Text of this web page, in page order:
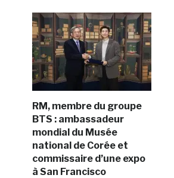
RM, membre du groupe
BTS : ambassadeur
mondial du Musée
national de Corée et
commissaire d’une expo
à San Francisco